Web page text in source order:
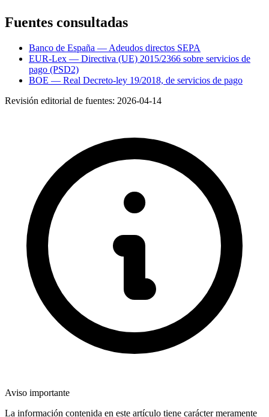
Fuentes consultadas
Banco de España — Adeudos directos SEPA
EUR-Lex — Directiva (UE) 2015/2366 sobre servicios de
pago (PSD2)
BOE — Real Decreto-ley 19/2018, de servicios de pago
Revisión editorial de fuentes: 2026-04-14
Aviso importante
La información contenida en este artículo tiene carácter meramente